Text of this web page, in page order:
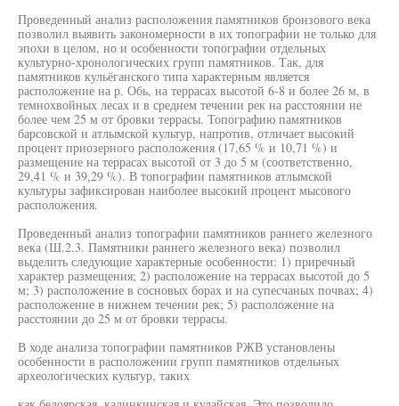
Проведенный анализ расположения памятников бронзового века
позволил выявить закономерности в их топографии не только для
эпохи в целом, но и особенности топографии отдельных
культурно-хронологических групп памятников. Так, для
памятников кульёганского типа характерным является
расположение на р. Обь, на террасах высотой 6-8 и более 26 м, в
темнохвойных лесах и в среднем течении рек на расстоянии не
более чем 25 м от бровки террасы. Топографию памятников
барсовской и атлымской культур, напротив, отличает высокий
процент приозерного расположения (17,65 % и 10,71 %) и
размещение на террасах высотой от 3 до 5 м (соответственно,
29,41 % и 39,29 %). В топографии памятников атлымской
культуры зафиксирован наиболее высокий процент мысового
расположения.
Проведенный анализ топографии памятников раннего железного
века (Ш.2.3. Памятники раннего железного века) позволил
выделить следующие характерные особенности: 1) приречный
характер размещения; 2) расположение на террасах высотой до 5
м; 3) расположение в сосновых борах и на супесчаных почвах; 4)
расположение в нижнем течении рек; 5) расположение на
расстоянии до 25 м от бровки террасы.
В ходе анализа топографии памятников РЖВ установлены
особенности в расположении групп памятников отдельных
археологических культур, таких